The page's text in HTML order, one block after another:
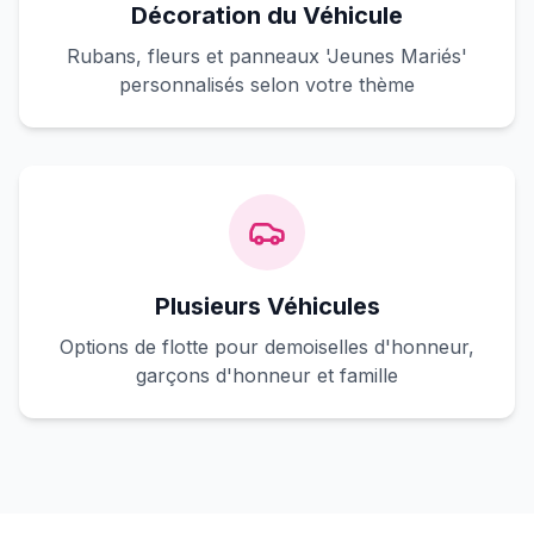
Décoration du Véhicule
Rubans, fleurs et panneaux 'Jeunes Mariés'
personnalisés selon votre thème
Plusieurs Véhicules
Options de flotte pour demoiselles d'honneur,
garçons d'honneur et famille